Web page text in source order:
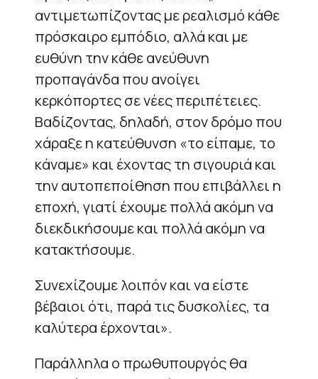
αντιμετωπίζοντας με ρεαλισμό κάθε
πρόσκαιρο εμπόδιο, αλλά και με
ευθύνη την κάθε ανεύθυνη
προπαγάνδα που ανοίγει
κερκόπορτες σε νέες περιπέτειες.
Βαδίζοντας, δηλαδή, στον δρόμο που
χάραξε η κατεύθυνση «το είπαμε, το
κάναμε» και έχοντας τη σιγουριά και
την αυτοπεποίθηση που επιβάλλει η
εποχή, γιατί έχουμε πολλά ακόμη να
διεκδικήσουμε και πολλά ακόμη να
κατακτήσουμε.
Συνεχίζουμε λοιπόν και να είστε
βέβαιοι ότι, παρά τις δυσκολίες, τα
καλύτερα έρχονται».
Παράλληλα ο πρωθυπουργός θα